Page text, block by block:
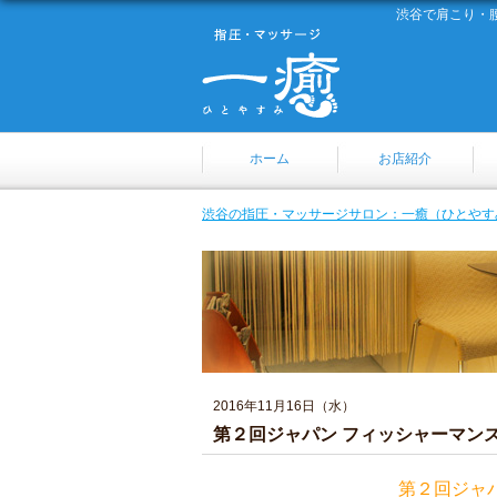
渋谷で肩こり・
ホーム お店紹介
渋谷の指圧・マッサージサロン：一癒（ひとや
2016年11月16日（水）
第２回ジャパン フィッシャーマン
第２回ジャ